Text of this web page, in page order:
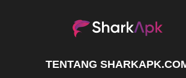
TENTANG